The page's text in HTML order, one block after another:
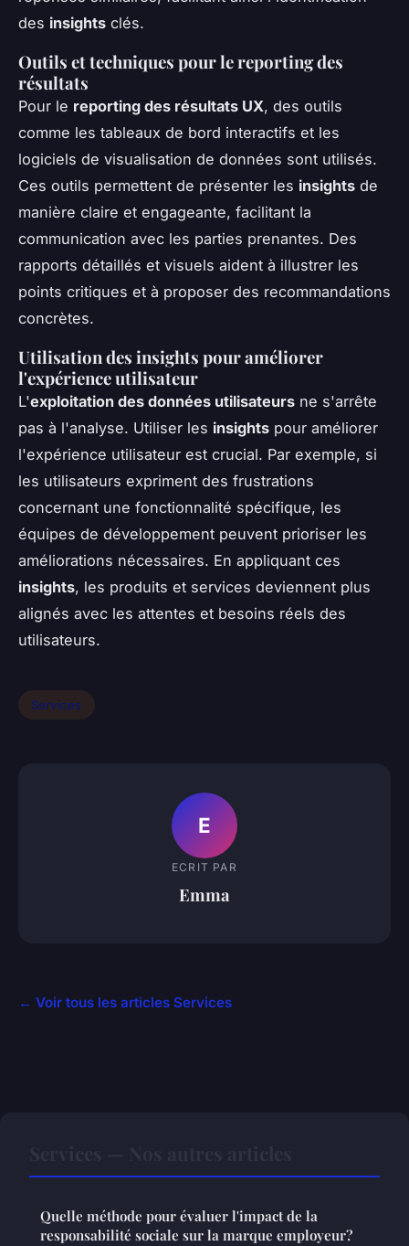
des insights clés.
Outils et techniques pour le reporting des
résultats
Pour le reporting des résultats UX, des outils
comme les tableaux de bord interactifs et les
logiciels de visualisation de données sont utilisés.
Ces outils permettent de présenter les insights de
manière claire et engageante, facilitant la
communication avec les parties prenantes. Des
rapports détaillés et visuels aident à illustrer les
points critiques et à proposer des recommandations
concrètes.
Utilisation des insights pour améliorer
l'expérience utilisateur
L'exploitation des données utilisateurs ne s'arrête
pas à l'analyse. Utiliser les insights pour améliorer
l'expérience utilisateur est crucial. Par exemple, si
les utilisateurs expriment des frustrations
concernant une fonctionnalité spécifique, les
équipes de développement peuvent prioriser les
améliorations nécessaires. En appliquant ces
insights, les produits et services deviennent plus
alignés avec les attentes et besoins réels des
utilisateurs.
Services
E
ECRIT PAR
Emma
← Voir tous les articles Services
Quelle méthode pour évaluer l'impact de la
responsabilité sociale sur la marque employeur?